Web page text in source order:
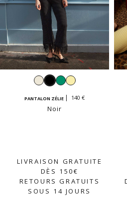
BlancNoirÉmeraude
Jaune
PANTALON ZÉLIE 140 €
Noir
LIVRAISON GRATUITE
DÈS 150€
RETOURS GRATUITS
SOUS 14 JOURS